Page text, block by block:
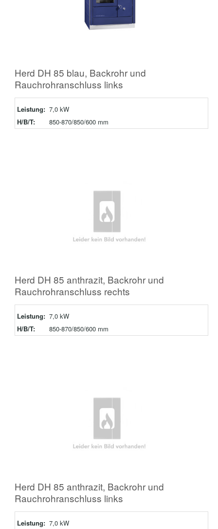
Herd DH 85 blau, Backrohr und
Rauchrohranschluss links
Leistung: 7,0 kW
H/B/T:
850-870/850/600 mm
Herd DH 85 anthrazit, Backrohr und
Rauchrohranschluss rechts
Leistung: 7,0 kW
H/B/T:
850-870/850/600 mm
Herd DH 85 anthrazit, Backrohr und
Rauchrohranschluss links
Leistung: 7,0 kW